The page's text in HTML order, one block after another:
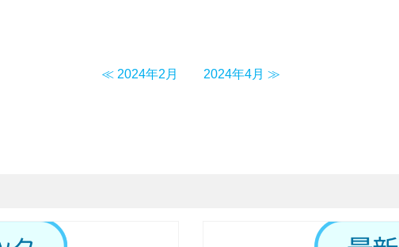
≪ 2024年2月 2024年4月 ≫